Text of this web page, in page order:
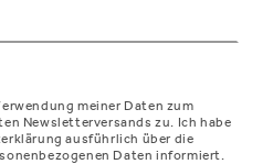
meiner Daten zum
Newsletterversands zu. Ich habe
ausführlich über die
Daten informiert.